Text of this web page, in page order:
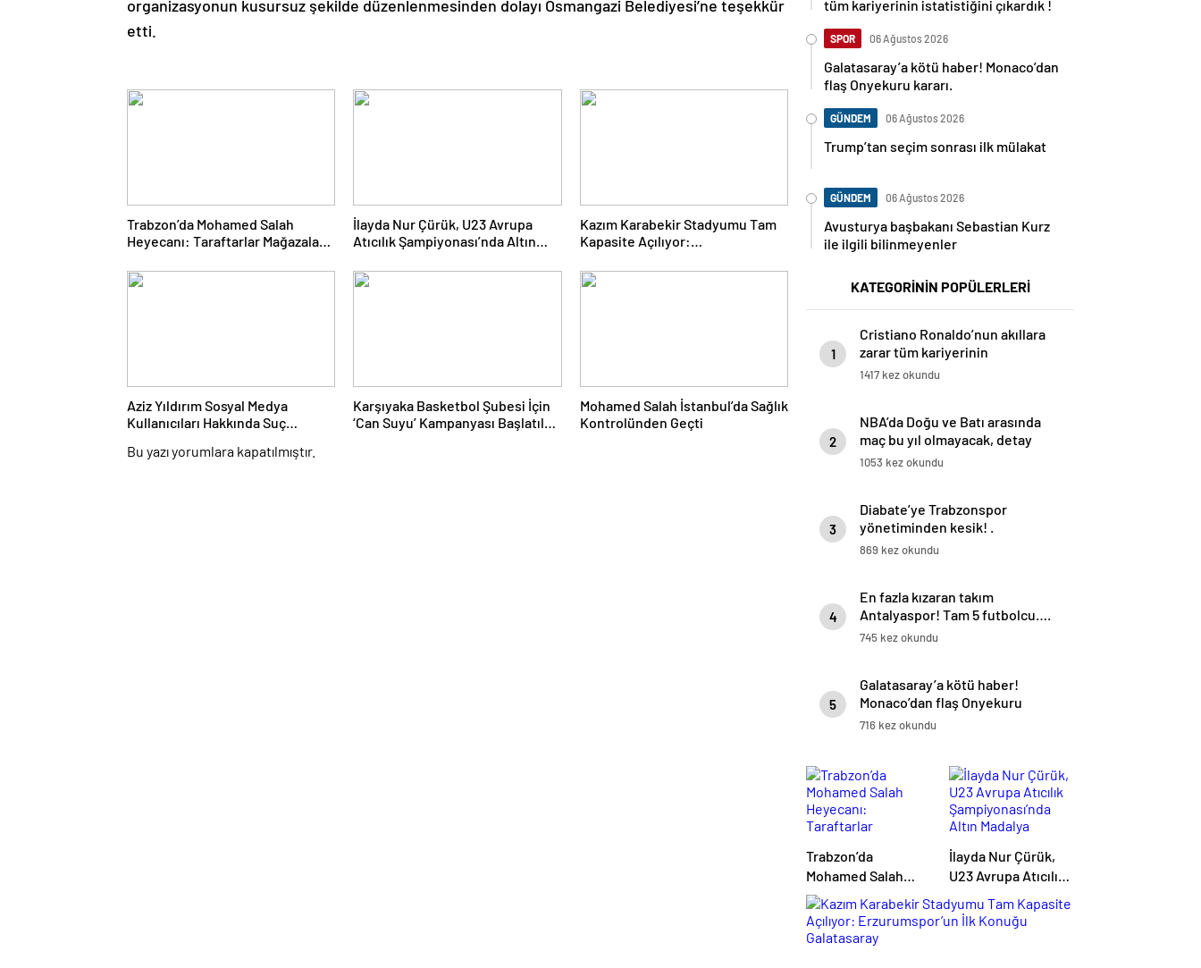
organizasyonun kusursuz şekilde düzenlenmesinden dolayı Osmangazi Belediyesi’ne teşekkür
etti.
Trabzon’da Mohamed Salah
Heyecanı: Taraftarlar Mağazalara
İlayda Nur Çürük, U23 Avrupa
Atıcılık Şampiyonası’nda Altın
Kazım Karabekir Stadyumu Tam
Kapasite Açılıyor:
Galatasaray
Aziz Yıldırım Sosyal Medya
Kullanıcıları Hakkında Suç
Karşıyaka Basketbol Şubesi İçin
‘Can Suyu’ Kampanyası Başlatıldı:
Mohamed Salah İstanbul’da Sağlık
Kontrolünden Geçti
Bu yazı yorumlara kapatılmıştır.
tüm kariyerinin istatistiğini çıkardık !
SPOR 06 Ağustos 2026
Galatasaray’a kötü haber! Monaco’dan
flaş Onyekuru kararı.
GÜNDEM 06 Ağustos 2026
Trump’tan seçim sonrası ilk mülakat
GÜNDEM 06 Ağustos 2026
Avusturya başbakanı Sebastian Kurz
ile ilgili bilinmeyenler
KATEGORİNİN POPÜLERLERİ
1
Cristiano Ronaldo’nun akıllara
zarar tüm kariyerinin
istatistiğini çıkardık !
1417 kez okundu
2
NBA’da Doğu ve Batı arasında
maç bu yıl olmayacak, detay
haberimizde.
1053 kez okundu
3
Diabate’ye Trabzonspor
yönetiminden kesik! .
869 kez okundu
4
En fazla kızaran takım
Antalyaspor! Tam 5 futbolcu….
745 kez okundu
5
Galatasaray’a kötü haber!
Monaco’dan flaş Onyekuru
kararı.
716 kez okundu
Trabzon’da
Mohamed Salah
Heyecanı:
Taraftarlar
Mağazalara Akın Etti
İlayda Nur Çürük,
U23 Avrupa Atıcılık
Şampiyonası’nda
Altın Madalya